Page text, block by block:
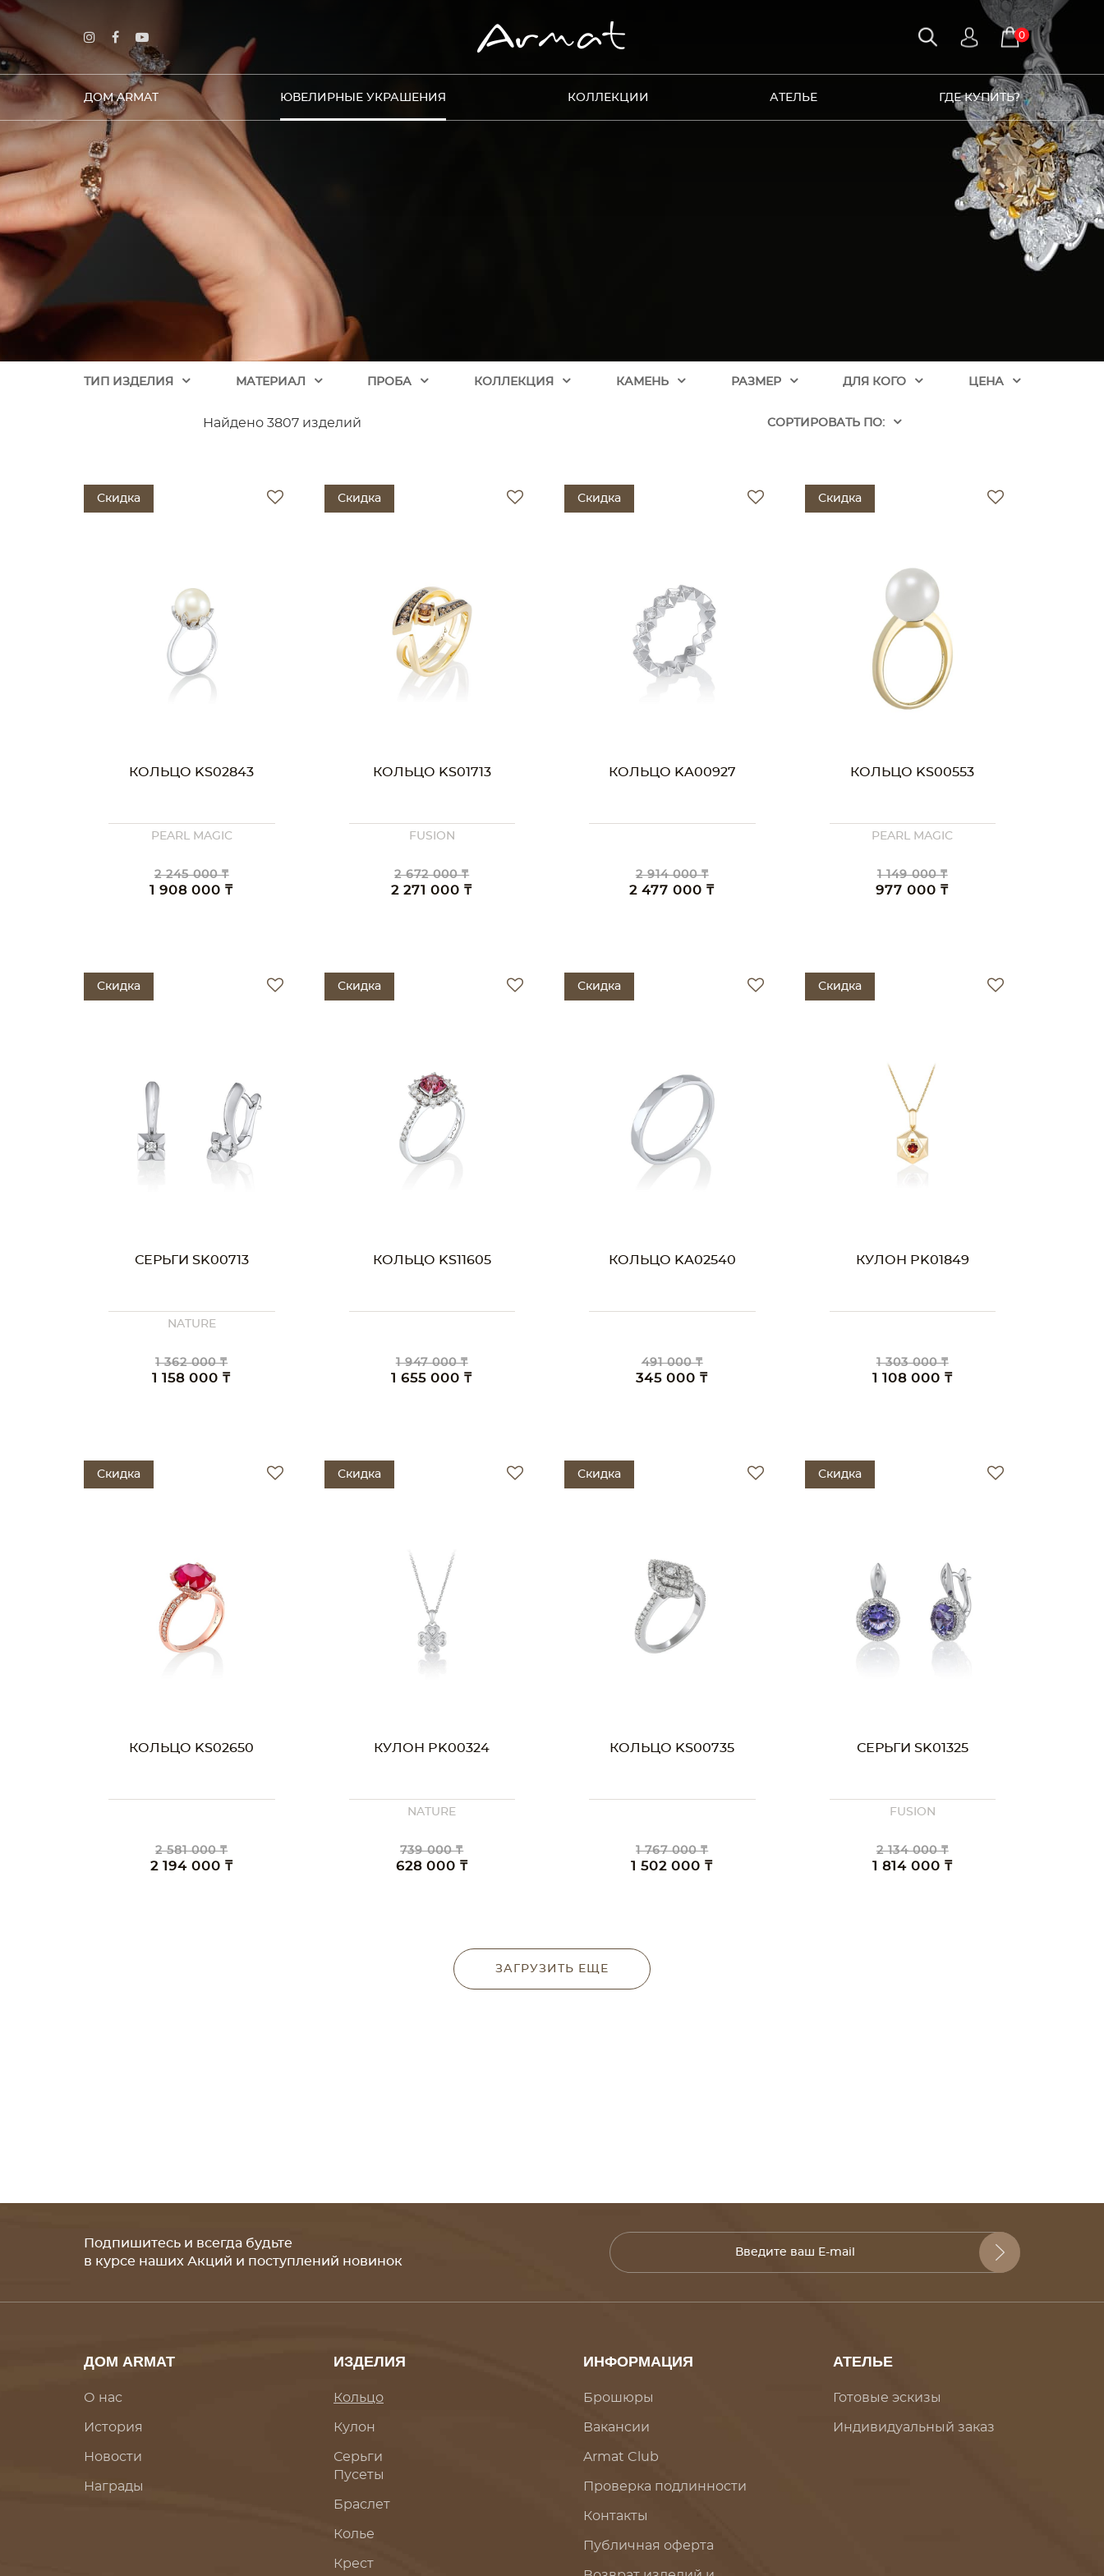
0
ДОМ ARMAT ЮВЕЛИРНЫЕ УКРАШЕНИЯ КОЛЛЕКЦИИ АТЕЛЬЕ ГДЕ КУПИТЬ?
ТИП ИЗДЕЛИЯ МАТЕРИАЛ ПРОБА КОЛЛЕКЦИЯ КАМЕНЬ РАЗМЕР ДЛЯ КОГО ЦЕНА
Найдено 3807 изделий CОРТИРОВАТЬ ПО:
Скидка
КОЛЬЦО KS02843
PEARL MAGIC
2 245 000 ₸
1 908 000 ₸
Скидка
КОЛЬЦО KS01713
FUSION
2 672 000 ₸
2 271 000 ₸
Скидка
КОЛЬЦО KA00927
2 914 000 ₸
2 477 000 ₸
Скидка
КОЛЬЦО KS00553
PEARL MAGIC
1 149 000 ₸
977 000 ₸
Скидка
СЕРЬГИ SK00713
NATURE
1 362 000 ₸
1 158 000 ₸
Скидка
КОЛЬЦО KS11605
1 947 000 ₸
1 655 000 ₸
Скидка
КОЛЬЦО KA02540
491 000 ₸
345 000 ₸
Скидка
КУЛОН PK01849
1 303 000 ₸
1 108 000 ₸
Скидка
КОЛЬЦО KS02650
2 581 000 ₸
2 194 000 ₸
Скидка
КУЛОН PK00324
NATURE
739 000 ₸
628 000 ₸
Скидка
КОЛЬЦО KS00735
1 767 000 ₸
1 502 000 ₸
Скидка
СЕРЬГИ SK01325
FUSION
2 134 000 ₸
1 814 000 ₸
ЗАГРУЗИТЬ ЕЩЕ
Подпишитесь и всегда будьте
в курсе наших Акций и поступлений новинок
ДОМ ARMAT
О нас
История
Новости
Награды
ИЗДЕЛИЯ
Кольцо
Кулон
Серьги
Пусеты
Браслет
Колье
Крест
ИНФОРМАЦИЯ
Брошюры
Вакансии
Armat Club
Проверка подлинности
Контакты
Публичная оферта
АТЕЛЬЕ
Готовые эскизы
Индивидуальный заказ